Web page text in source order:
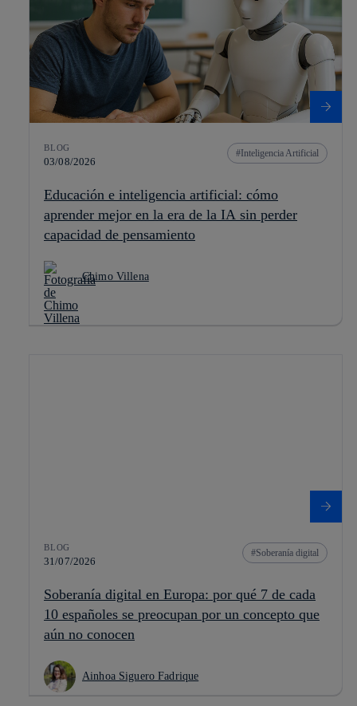
BLOG
03/08/2026
Inteligencia Artificial
Educación e inteligencia artificial: cómo
aprender mejor en la era de la IA sin perder
capacidad de pensamiento
Chimo Villena
BLOG
31/07/2026
Soberanía digital
Soberanía digital en Europa: por qué 7 de cada
10 españoles se preocupan por un concepto que
aún no conocen
Ainhoa Siguero Fadrique